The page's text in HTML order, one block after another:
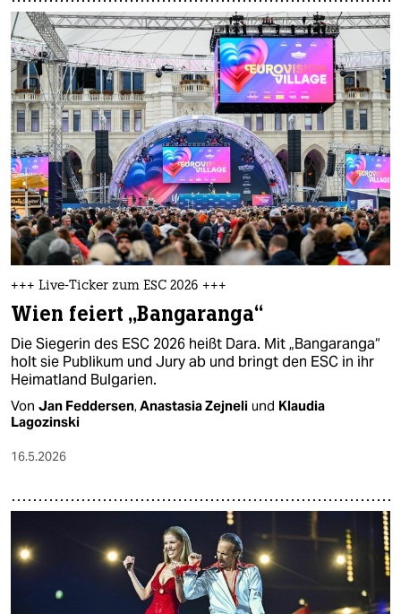
+++ Live-Ticker zum ESC 2026 +++
Wien feiert „Bangaranga“
Die Siegerin des ESC 2026 heißt Dara. Mit „Bangaranga“
holt sie Publikum und Jury ab und bringt den ESC in ihr
Heimatland Bulgarien.
Von Jan Feddersen,Anastasia Zejneli und Klaudia
Lagozinski
16.5.2026